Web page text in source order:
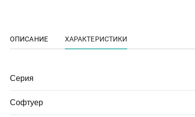
ОПИСАНИЕ ХАРАКТЕРИСТИКИ
Серия
Софтуер